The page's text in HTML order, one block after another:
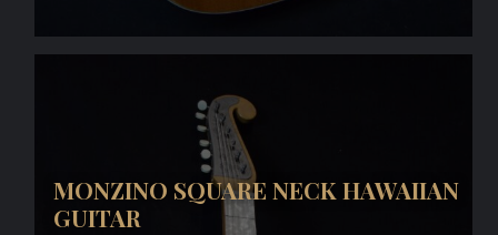
MONZINO SQUARE NECK HAWAIIAN
GUITAR